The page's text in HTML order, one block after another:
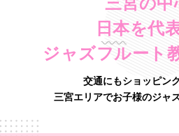
日本を代
ジャズフルート
交通にもショッピン
三宮エリアでお子様のジャ